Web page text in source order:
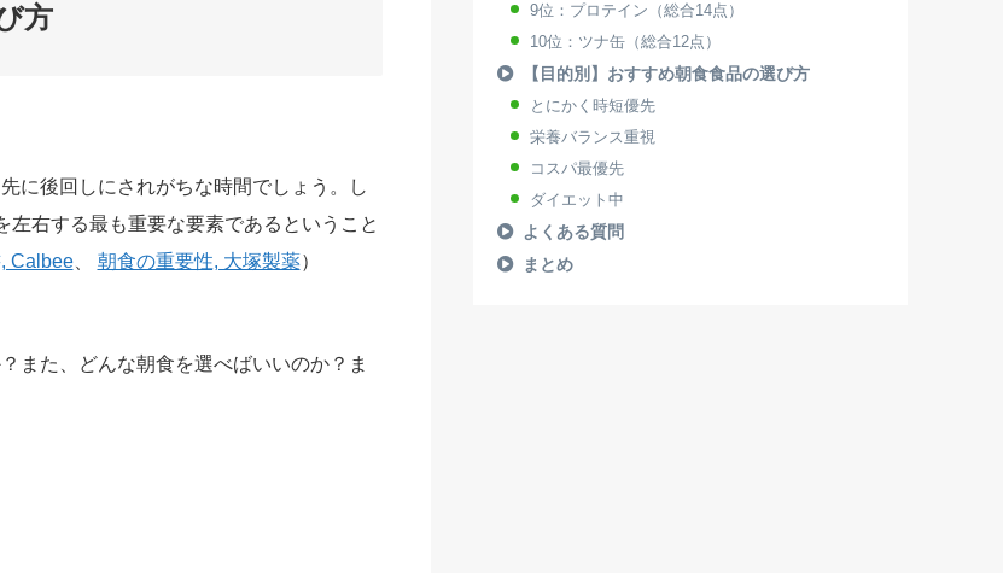
方
に後回しにされがちな時間でしょう。し
右する最も重要な要素であるということ
Calbee、 朝食の重要性, 大塚製薬）
また、どんな朝食を選べばいいのか？ま
9位：プロテイン（総合14点）
10位：ツナ缶（総合12点）
【目的別】おすすめ朝食食品の選び方
とにかく時短優先
栄養バランス重視
コスパ最優先
ダイエット中
よくある質問
まとめ